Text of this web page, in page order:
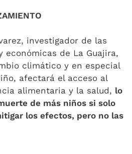
investigador de las
económicas de La Guajira,
climático y en especial
afectará el acceso al
alimentaria y la salud, lo
de más niños si solo
los efectos, pero no las